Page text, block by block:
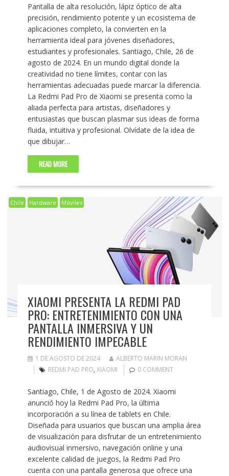
Pantalla de alta resolución, lápiz óptico de alta
precisión, rendimiento potente y un ecosistema de
aplicaciones completo, la convierten en la
herramienta ideal para jóvenes diseñadores,
estudiantes y profesionales. Santiago, Chile, 26 de
agosto de 2024. En un mundo digital donde la
creatividad no tiene límites, contar con las
herramientas adecuadas puede marcar la diferencia.
La Redmi Pad Pro de Xiaomi se presenta como la
aliada perfecta para artistas, diseñadores y
entusiastas que buscan plasmar sus ideas de forma
fluida, intuitiva y profesional. Olvídate de la idea de
que dibujar…
READ MORE
Chile Hardware Móviles
XIAOMI PRESENTA LA REDMI PAD
PRO: ENTRETENIMIENTO CON UNA
PANTALLA INMERSIVA Y UN
RENDIMIENTO IMPECABLE
1 DE AGOSTO DE 2024
ALBERTO MARIN MORAN
REDMI PAD PRO, XIAOMI 0 COMMENT
Santiago, Chile, 1 de Agosto de 2024. Xiaomi
anunció hoy la Redmi Pad Pro, la última
incorporación a su línea de tablets en Chile.
Diseñada para usuarios que buscan una amplia área
de visualización para disfrutar de un entretenimiento
audiovisual inmersivo, navegación online y una
excelente calidad de juegos, la Redmi Pad Pro
cuenta con una pantalla generosa que ofrece una